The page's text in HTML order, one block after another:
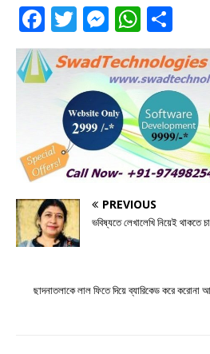
F
a
c
e
o
o
k
T
w
it
te
r
M
e
ss
e
n
g
e
r
W
h
at
s
A
p
p
h
ar
e
PREVIOUS
ভবিষ্যতে লেখালেখি নিয়েই থাকতে
ছাদনাতলাকে লাল ফিতে দিয়ে ব্যারিকেড করে করোনা